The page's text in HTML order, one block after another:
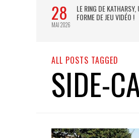
28
MAI 2026
LE RING DE
FORME DE JEU VIDÉO !
ALL POSTS TAGGED
SIDE-